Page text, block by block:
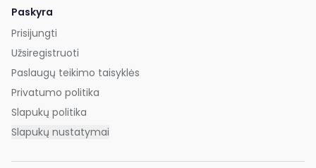
Paskyra
Prisijungti
Užsiregistruoti
Paslaugų teikimo taisyklės
Privatumo politika
Slapukų politika
Slapukų nustatymai